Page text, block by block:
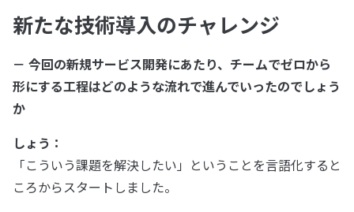
新たな技術導入のチャレンジ
－ 今回の新規サービス開発にあたり、チームでゼロから
形にする工程はどのような流れで進んでいったのでしょう
か
しょう：
「こういう課題を解決したい」ということを言語化すると
ころからスタートしました。